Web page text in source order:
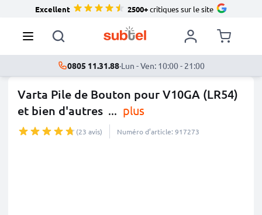
Excellent 2500+critiques sur le site
0805 11.31.88·Lun - Ven: 10:00 - 21:00
Varta Pile de Bouton pour V10GA (LR54)
et bien d'autres ... plus
(23 avis) Numéro d’article: 917273